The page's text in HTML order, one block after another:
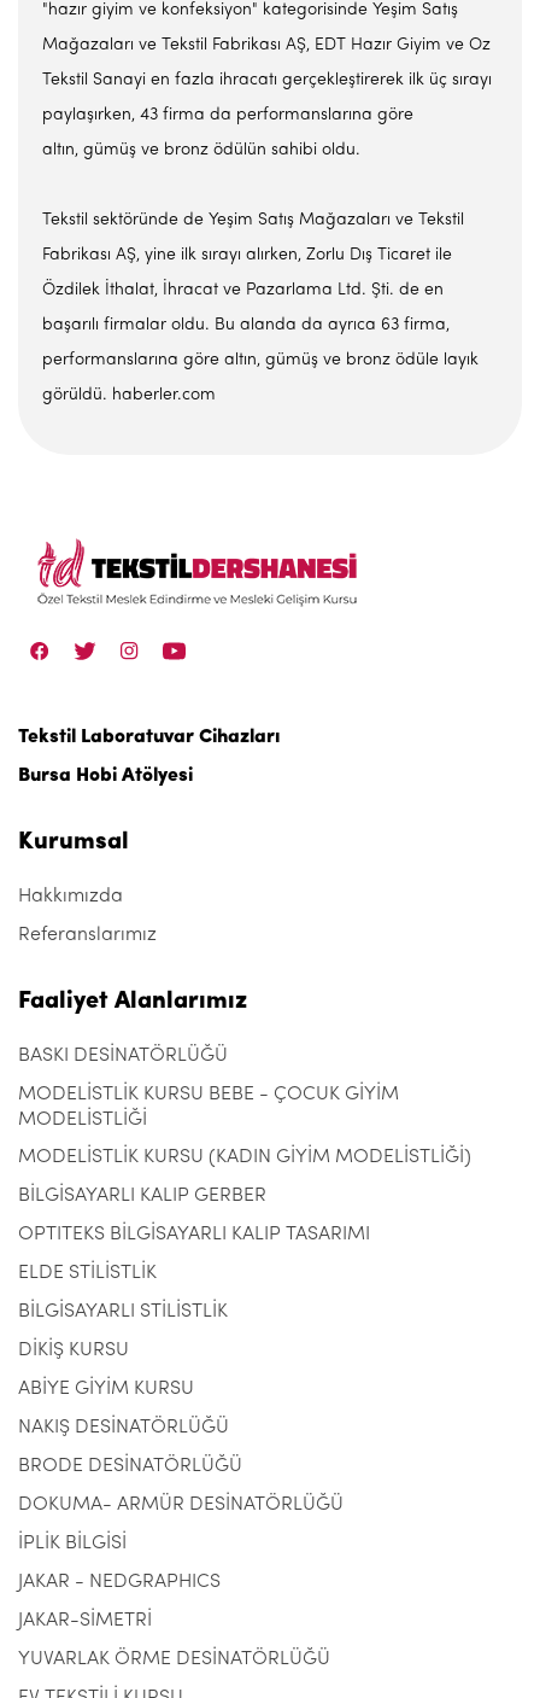
"hazır giyim ve konfeksiyon" kategorisinde Yeşim Satış
Mağazaları ve Tekstil Fabrikası AŞ, EDT Hazır Giyim ve Oz
Tekstil Sanayi en fazla ihracatı gerçekleştirerek ilk üç sırayı
paylaşırken, 43 firma da performanslarına göre
altın, gümüş ve bronz ödülün sahibi oldu.
Tekstil sektöründe de Yeşim Satış Mağazaları ve Tekstil
Fabrikası AŞ, yine ilk sırayı alırken, Zorlu Dış Ticaret ile
Özdilek İthalat, İhracat ve Pazarlama Ltd. Şti. de en
başarılı firmalar oldu. Bu alanda da ayrıca 63 firma,
performanslarına göre altın, gümüş ve bronz ödüle layık
görüldü. haberler.com
Tekstil Laboratuvar Cihazları
Bursa Hobi Atölyesi
Kurumsal
Hakkımızda
Referanslarımız
Faaliyet Alanlarımız
BASKI DESİNATÖRLÜĞÜ
MODELİSTLİK KURSU BEBE - ÇOCUK GİYİM
MODELİSTLİĞİ
MODELİSTLİK KURSU (KADIN GİYİM MODELİSTLİĞİ)
BİLGİSAYARLI KALIP GERBER
OPTITEKS BİLGİSAYARLI KALIP TASARIMI
ELDE STİLİSTLİK
BİLGİSAYARLI STİLİSTLİK
DİKİŞ KURSU
ABİYE GİYİM KURSU
NAKIŞ DESİNATÖRLÜĞÜ
BRODE DESİNATÖRLÜĞÜ
DOKUMA- ARMÜR DESİNATÖRLÜĞÜ
İPLİK BİLGİSİ
JAKAR - NEDGRAPHICS
JAKAR-SİMETRİ
YUVARLAK ÖRME DESİNATÖRLÜĞÜ